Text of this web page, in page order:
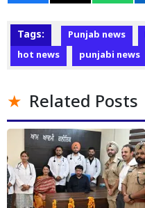
Tags: Punjab news
hot news
punjabi news
Related Posts